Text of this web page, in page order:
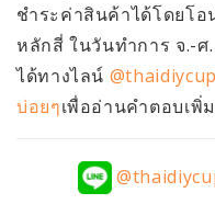
ชำระค่าสินค้าได้โดยโ
หลักสี่ ในวันทำการ จ.-ศ
ได้ทางไลน์
บ่อยๆเพื่ออ่านคำตอบเพิ่